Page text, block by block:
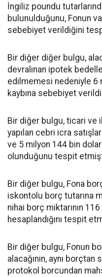
İngiliz poundu
bulunulduğunu, Fonun
sebebiyet verildiğini
Bir diğer diğer bulgu,
devralınan ipotek
edilmemesi nedeniyle 6
kaybına sebebiyet
Bir diğer bulgu, ticari
yapılan cebri icra
ve 5 milyon 144 bin
olunduğunu tespit
Bir diğer bulgu, Fona
iskontolu borç tutarına
nihai borç miktarının
hesaplandığını tespit
Bir diğer bulgu, Fonun
alacağının, aynı
protokol borcundan